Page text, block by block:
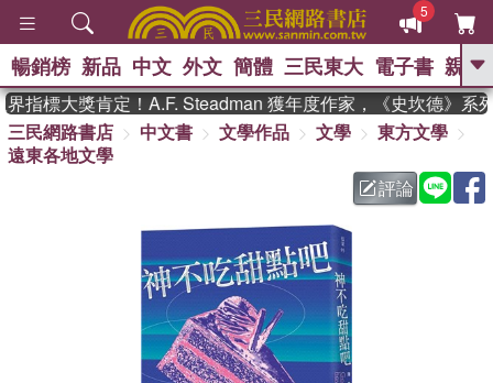
5
GO
熱搜： 東野圭吾 、 高希均教授回憶錄
暑期推薦 、 國際布克
方念華 、 台灣的李
登輝時代 、 數學女孩：黎曼猜想
偉大的迷走神經
暢銷榜 新品 中文 外文 簡體 三民東大 電子書 親子
標大獎肯定！A.F. Steadman 獲年度作家，《史坎德》系列
三民網路書店
中文書 文學作品 文學
東方文學
遠東各地文學
評論